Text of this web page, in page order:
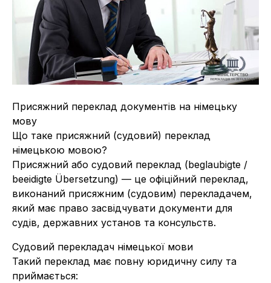
Присяжний переклад документів на німецьку
мову
Що таке присяжний (судовий) переклад
німецькою мовою?
Присяжний або судовий переклад (beglaubigte /
beeidigte Übersetzung) — це офіційний переклад,
виконаний присяжним (судовим) перекладачем,
який має право засвідчувати документи для
судів, державних установ та консульств.
Судовий перекладач німецької мови
Такий переклад має повну юридичну силу та
приймається: